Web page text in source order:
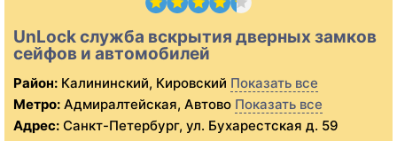
UnLock служба вскрытия дверных замков
сейфов и автомобилей
Район: Калининский, Кировский Показать все
Метро: Адмиралтейская, Автово Показать все
Адрес: Санкт-Петербург, ул. Бухарестская д. 59